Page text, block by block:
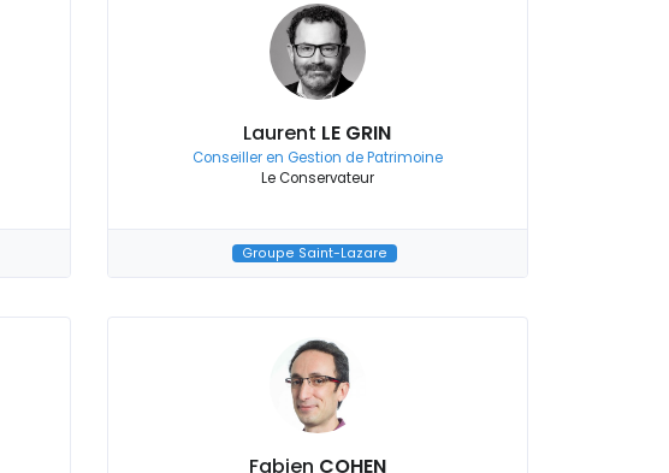
Laurent LE GRIN
Conseiller en Gestion de Patrimoine
Le Conservateur
Groupe Saint-Lazare
Fabien COHEN